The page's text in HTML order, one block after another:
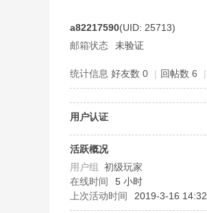
a82217590(UID: 25713)
邮箱状态
未验证
统计信息 好友数 0 | 回帖数 6 |
用户认证
活跃概况
用户组 初级玩家
在线时间
5 小时
上次活动时间
2019-3-16 14:32